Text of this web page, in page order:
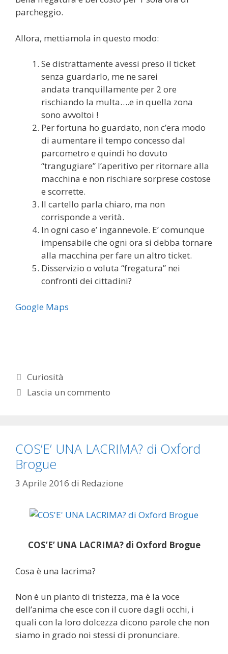
parcheggio.
Allora, mettiamola in questo modo:
Se distrattamente avessi preso il ticket
senza guardarlo, me ne sarei
andata tranquillamente per 2 ore
rischiando la multa….e in quella zona
sono avvoltoi !
Per fortuna ho guardato, non c’era modo
di aumentare il tempo concesso dal
parcometro e quindi ho dovuto
“trangugiare” l’aperitivo per ritornare alla
macchina e non rischiare sorprese costose
e scorrette.
Il cartello parla chiaro, ma non
corrisponde a verità.
In ogni caso e’ ingannevole. E’ comunque
impensabile che ogni ora si debba tornare
alla macchina per fare un altro ticket.
Disservizio o voluta “fregatura” nei
confronti dei cittadini?
Google Maps
Categorie
Curiosità
Lascia un commento
COS’E’ UNA LACRIMA? di Oxford
Brogue
3 Aprile 2016 di Redazione
COS’E’ UNA LACRIMA? di Oxford Brogue
Cosa è una lacrima?
Non è un pianto di tristezza, ma è la voce
dell’anima che esce con il cuore dagli occhi, i
quali con la loro dolcezza dicono parole che non
siamo in grado noi stessi di pronunciare.